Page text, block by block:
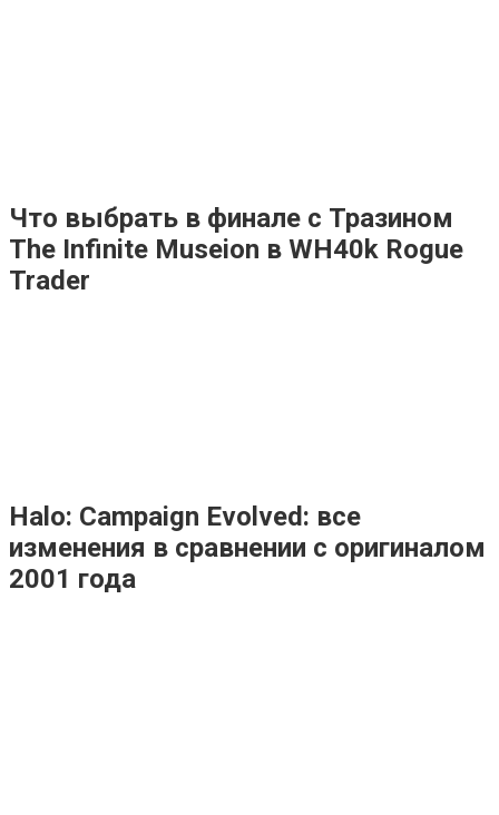
Что выбрать в финале с Тразином
The Infinite Museion в WH40k Rogue
Trader
Halo: Campaign Evolved: все
изменения в сравнении с оригиналом
2001 года